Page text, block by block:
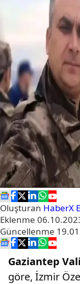
Oluşturan HaberX
Eklenme
Güncellenme
Gaziantep
göre, İzmir